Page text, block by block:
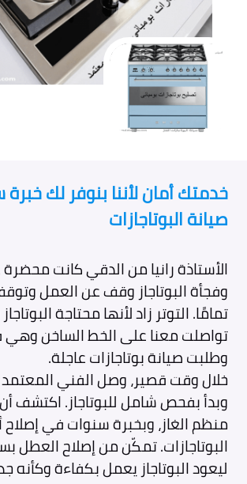
خدمتك أمان لأننا بنوفر لك
صيانة البوتاجازات
الأستاذة رانيا من الدقي كانت
وفجأة البوتاجاز وقف عن العمل
تمامًا. التوتر زاد لأنها محتاجة
تواصلت معنا على الخط الساخن
وطلبت صيانة بوتاجازات عاجلة.
خلال وقت قصير، وصل الفني المعتمد
وبدأ بفحص شامل للبوتاجاز. اكتشف
منظم الغاز، وبخبرة سنوات في
البوتاجازات. تمكّن من إصلاح العطل
ليعود البوتاجاز يعمل بكفاءة وكأنه